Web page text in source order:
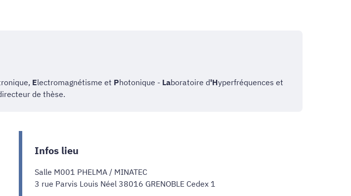
Electromagnétisme et Photonique - Laboratoire d'Hyperfréquences et
de thèse.
Infos lieu
Salle M001 PHELMA / MINATEC
3 rue Parvis Louis Néel 38016 GRENOBLE Cedex 1